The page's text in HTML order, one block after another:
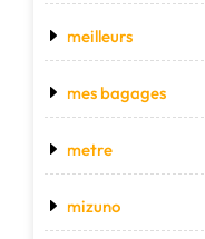
meilleurs
mes bagages
metre
mizuno